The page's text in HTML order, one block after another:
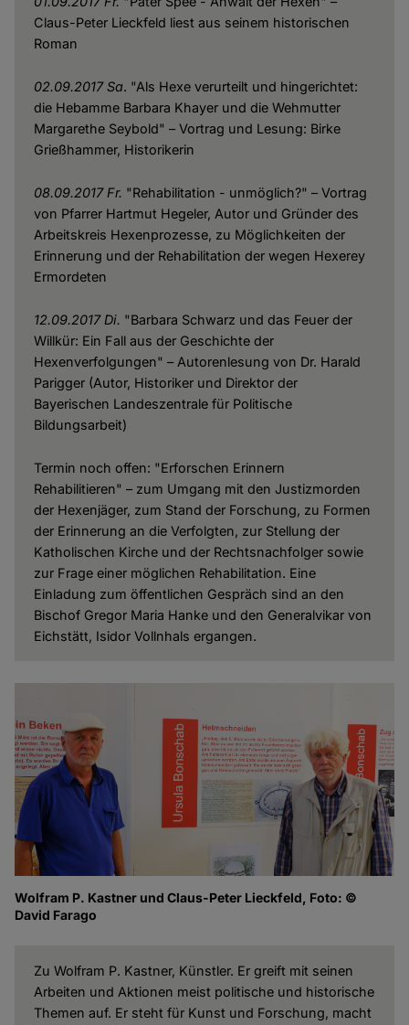
Claus-Peter Lieckfeld liest aus seinem historischen
Roman
02.09.2017 Sa. "Als Hexe verurteilt und hingerichtet:
die Hebamme Barbara Khayer und die Wehmutter
Margarethe Seybold" – Vortrag und Lesung: Birke
Grießhammer, Historikerin
08.09.2017 Fr. "Rehabilitation - unmöglich?" – Vortrag
von Pfarrer Hartmut Hegeler, Autor und Gründer des
Arbeitskreis Hexenprozesse, zu Möglichkeiten der
Erinnerung und der Rehabilitation der wegen Hexerey
Ermordeten
12.09.2017 Di. "Barbara Schwarz und das Feuer der
Willkür: Ein Fall aus der Geschichte der
Hexenverfolgungen" – Autorenlesung von Dr. Harald
Parigger (Autor, Historiker und Direktor der
Bayerischen Landeszentrale für Politische
Bildungsarbeit)
Termin noch offen: "Erforschen Erinnern
Rehabilitieren" – zum Umgang mit den Justizmorden
der Hexenjäger, zum Stand der Forschung, zu Formen
der Erinnerung an die Verfolgten, zur Stellung der
Katholischen Kirche und der Rechtsnachfolger sowie
zur Frage einer möglichen Rehabilitation. Eine
Einladung zum öffentlichen Gespräch sind an den
Bischof Gregor Maria Hanke und den Generalvikar von
Eichstätt, Isidor Vollnhals ergangen.
Wolfram P. Kastner und Claus-Peter Lieckfeld, Foto: ©
David Farago
Zu Wolfram P. Kastner, Künstler. Er greift mit seinen
Arbeiten und Aktionen meist politische und historische
Themen auf. Er steht für Kunst und Forschung, macht